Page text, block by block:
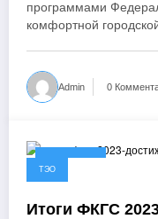
программами
комфортной
Admin 0
02.02.2025
ТЭО
Итоги ФКГС